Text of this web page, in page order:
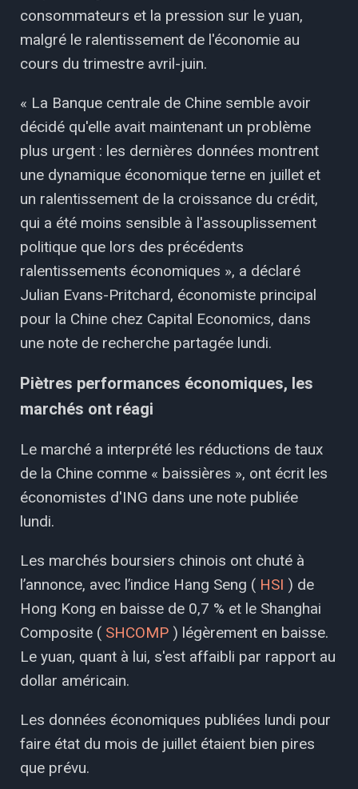
consommateurs et la pression sur le yuan,
malgré le ralentissement de l'économie au
cours du trimestre avril-juin.
« La Banque centrale de Chine semble avoir
décidé qu'elle avait maintenant un problème
plus urgent : les dernières données montrent
une dynamique économique terne en juillet et
un ralentissement de la croissance du crédit,
qui a été moins sensible à l'assouplissement
politique que lors des précédents
ralentissements économiques », a déclaré
Julian Evans-Pritchard, économiste principal
pour la Chine chez Capital Economics, dans
une note de recherche partagée lundi.
Piètres performances économiques, les
marchés ont réagi
Le marché a interprété les réductions de taux
de la Chine comme « baissières », ont écrit les
économistes d'ING dans une note publiée
lundi.
Les marchés boursiers chinois ont chuté à
l’annonce, avec l’indice Hang Seng ( HSI ) de
Hong Kong en baisse de 0,7 % et le Shanghai
Composite ( SHCOMP ) légèrement en baisse.
Le yuan, quant à lui, s'est affaibli par rapport au
dollar américain.
Les données économiques publiées lundi pour
faire état du mois de juillet étaient bien pires
que prévu.